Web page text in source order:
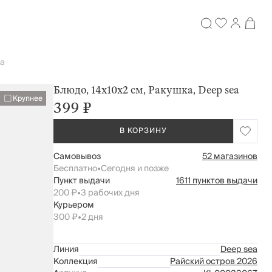
Крупнее
Блюдо, 14х10х2 см, Ракушка, Deep sea
399 ₽
В КОРЗИНУ
Самовывоз
52 магазинов
Бесплатно•Сегодня и позже
Пункт выдачи
1611 пунктов выдачи
200 ₽•3 рабочих дня
Курьером
300 ₽•2 дня
Линия
Deep sea
Коллекция
Райский остров 2026